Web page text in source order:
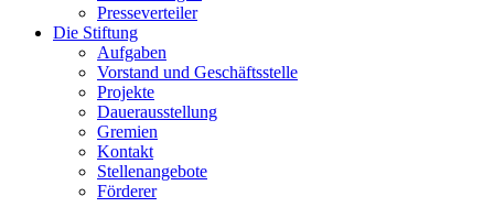
Presseverteiler
Die Stiftung
Aufgaben
Vorstand und Geschäftsstelle
Projekte
Dauerausstellung
Gremien
Kontakt
Stellenangebote
Förderer